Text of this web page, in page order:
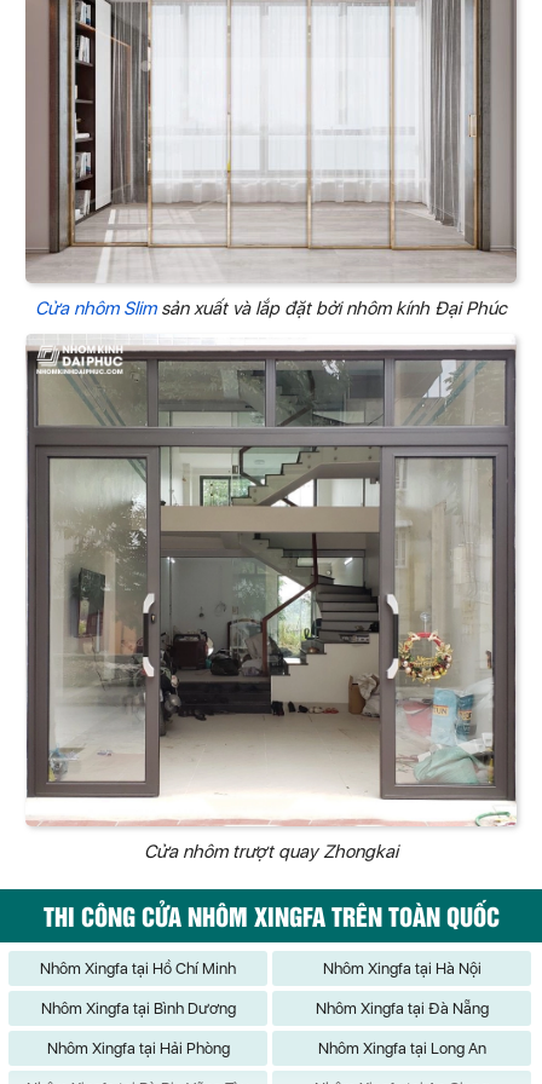
Cửa nhôm Slimsản xuất và lắp đặt bởi nhôm kính Đại Phúc
Cửa nhôm trượt quay Zhongkai
THI CÔNG CỬA NHÔM XINGFA TRÊN TOÀN QUỐC
Nhôm Xingfa tại Hồ Chí Minh Nhôm Xingfa tại Hà Nội
Nhôm Xingfa tại Bình Dương Nhôm Xingfa tại Đà Nẵng
Nhôm Xingfa tại Hải Phòng Nhôm Xingfa tại Long An